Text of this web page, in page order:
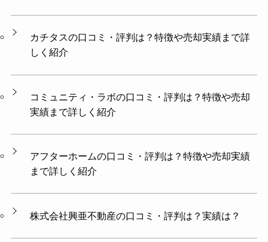
カチタスの口コミ・評判は？特徴や売却実績まで詳
しく紹介
コミュニティ・ラボの口コミ・評判は？特徴や売却
実績まで詳しく紹介
アフターホームの口コミ・評判は？特徴や売却実績
まで詳しく紹介
株式会社興亜不動産の口コミ・評判は？実績は？